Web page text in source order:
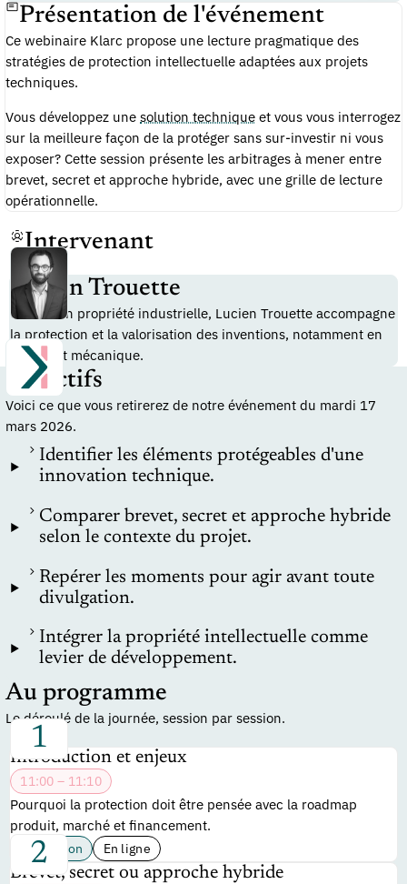
Présentation de l'événement
Ce webinaire Klarc propose une lecture pragmatique des
stratégies de protection intellectuelle adaptées aux projets
techniques.
Vous développez une solution technique et vous vous interrogez
sur la meilleure façon de la protéger sans sur-investir ni vous
exposer? Cette session présente les arbitrages à mener entre
brevet, secret et approche hybride, avec une grille de lecture
opérationnelle.
Intervenant
Lucien Trouette
Conseil en propriété industrielle, Lucien Trouette accompagne
la protection et la valorisation des inventions, notamment en
chimie et mécanique.
Objectifs
Voici ce que vous retirerez de notre événement du mardi 17
mars 2026.
Identifier les éléments protégeables d'une
innovation technique.
Comparer brevet, secret et approche hybride
selon le contexte du projet.
Repérer les moments pour agir avant toute
divulgation.
Intégrer la propriété intellectuelle comme
levier de développement.
Au programme
Le déroulé de la journée, session par session.
Introduction et enjeux
11:00 – 11:10
Pourquoi la protection doit être pensée avec la roadmap
produit, marché et financement.
Protection En ligne
Brevet, secret ou approche hybride